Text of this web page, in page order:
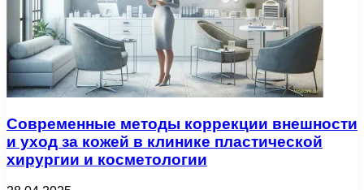
Современные методы коррекции внешности
и уход за кожей в клинике пластической
хирургии и косметологии